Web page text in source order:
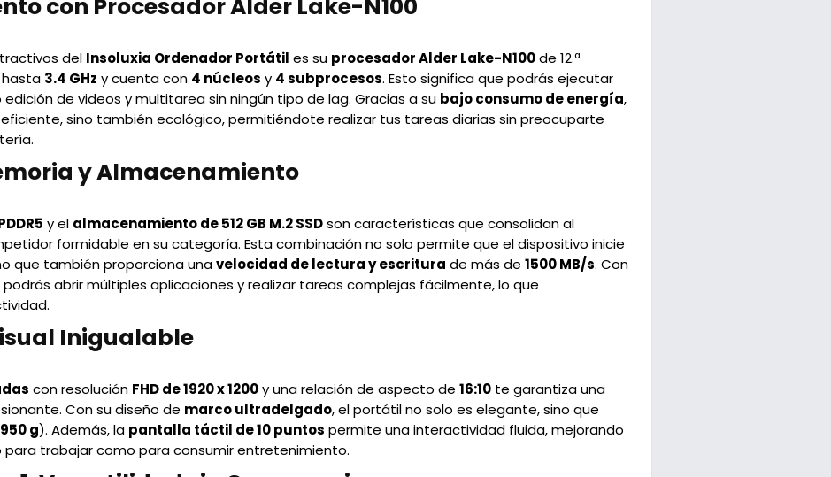
con Procesador Alder Lake-N100
del Insoluxia Ordenador Portátil es su procesador Alder Lake-N100de 12.ª
3.4 GHz y cuenta con 4 núcleos y 4 subprocesos. Esto significa que podrás ejecutar
de videos y multitarea sin ningún tipo de lag. Gracias a su bajo consumo de energía,
sino también ecológico, permitiéndote realizar tus tareas diarias sin preocuparte
y Almacenamiento
y el almacenamiento de 512 GB M.2 SSDson características que consolidan al
formidable en su categoría. Esta combinación no solo permite que el dispositivo inicie
que también proporciona unavelocidad de lectura y escritura de más de 1500 MB/s. Con
abrir múltiples aplicaciones y realizar tareas complejas fácilmente, lo que
Inigualable
con resolución FHD de 1920 x 1200y una relación de aspecto de 16:10 te garantiza una
Con su diseño de marco ultradelgado, el portátil no solo es elegante, sino que
950 g). Además, la pantalla táctil de 10 puntos permite una interactividad fluida, mejorando
trabajar como para consumir entretenimiento.